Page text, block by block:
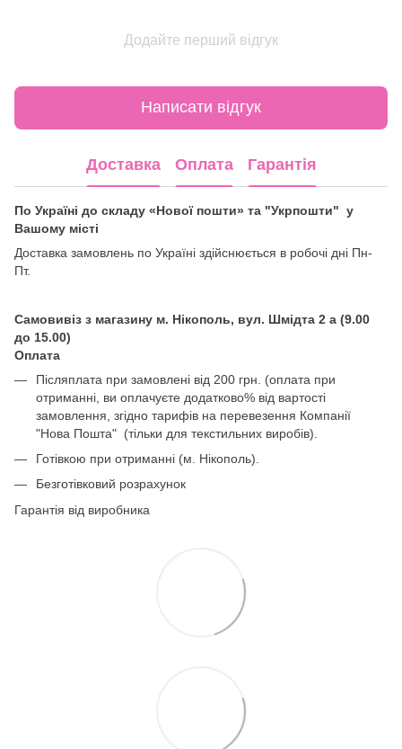
Додайте перший відгук
Написати відгук
Доставка Оплата Гарантія
По Україні до складу «Нової пошти» та "Укрпошти" у
Вашому місті
Доставка замовлень по Україні здійснюється в робочі дні Пн-
Пт.
Самовивіз з магазину м. Нікополь, вул. Шмідта 2 а (9.00
до 15.00)
Оплата
Післяплата при замовлені від 200 грн. (оплата при
отриманні, ви оплачуєте додатково% від вартості
замовлення, згідно тарифів на перевезення Компанії
"Нова Пошта" (тільки для текстильних виробів).
Готівкою при отриманні (м. Нікополь).
Безготівковий розрахунок
Гарантія від виробника